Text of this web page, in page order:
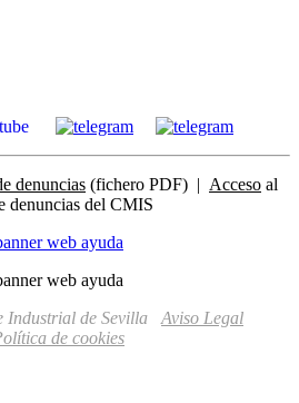
denuncias (fichero PDF) | Acceso al
denuncias del CMIS
Industrial de Sevilla Aviso Legal
de cookies